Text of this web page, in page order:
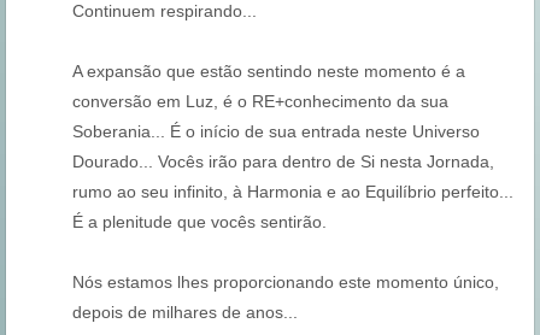
Continuem respirando...
A expansão que estão sentindo neste momento é a
conversão em Luz, é o RE+conhecimento da sua
Soberania... É o início de sua entrada neste Universo
Dourado... Vocês irão para dentro de Si nesta Jornada,
rumo ao seu infinito, à Harmonia e ao Equilíbrio perfeito...
É a plenitude que vocês sentirão.
Nós estamos lhes proporcionando este momento único,
depois de milhares de anos...